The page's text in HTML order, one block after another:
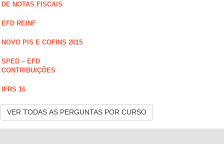
DE NOTAS FISCAIS
EFD REINF
NOVO PIS E COFINS 2015
SPED – EFD
CONTRIBUIÇÕES
IFRS 16
VER TODAS AS PERGUNTAS POR CURSO